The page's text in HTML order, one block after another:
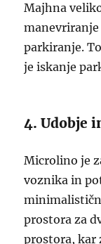
Majhna
parkiranje.
je iskanje
4. Udobje
Microlino je
voznika in
prostora za
prostora, kar